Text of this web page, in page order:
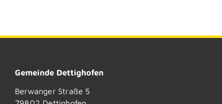
Gemeinde Dettighofen
Berwanger Straße 5